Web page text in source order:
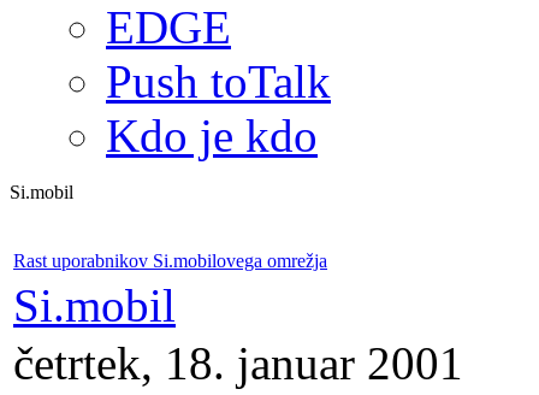
EDGE
Push toTalk
Kdo je kdo
Si.mobil
Rast uporabnikov Si.mobilovega omrežja
Si.mobil
četrtek, 18. januar 2001